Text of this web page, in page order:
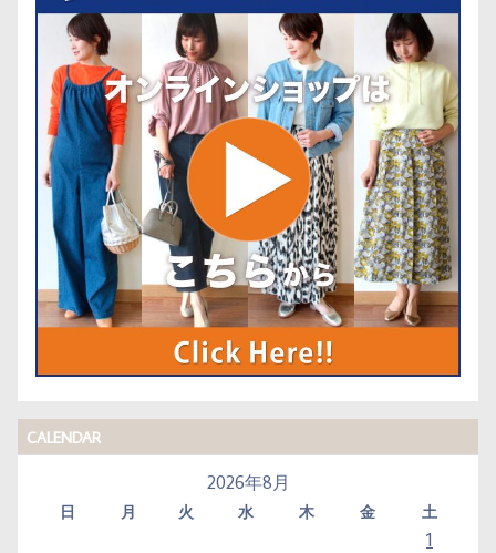
CALENDAR
2026年8月
日 月 火 水 木 金 土
1